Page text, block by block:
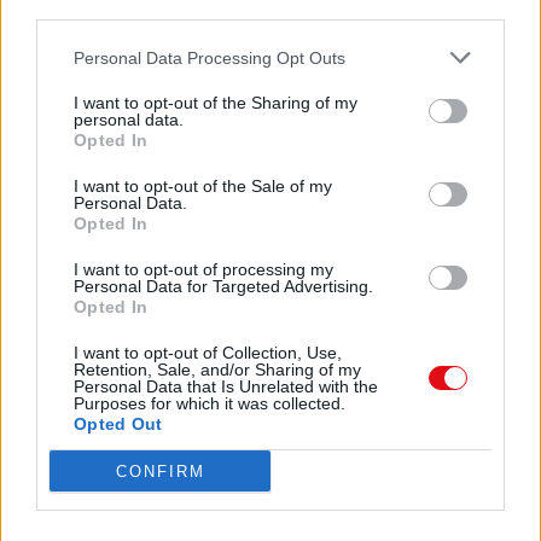
Personal Data Processing Opt Outs
I want to opt-out of the Sharing of my
personal data.
Opted In
I want to opt-out of the Sale of my
Personal Data.
Opted In
I want to opt-out of processing my
Personal Data for Targeted Advertising.
Opted In
I want to opt-out of Collection, Use,
Retention, Sale, and/or Sharing of my
Personal Data that Is Unrelated with the
Purposes for which it was collected.
Opted Out
CONFIRM
contacto resulta muy
Evitar el contacto de la ropa del masajista con el
NO SE DEBE LLEVAR : sortijas, pulseras, cadenas,
pueda molestar o
La habitación o lugar donde se desarrolla le masaje
tranquilo,
temperatura
agradable oscila entre 24º a 27º grados.
Música relajante con un volumen suave y aromas
quemadores
de esencias, etc.” Para crear una atmosfera de
es alérgico”.
Descargar
Comparte el documento
Enlace a esta página
Enlace permanente
Utilice el enlace permanente a la página de descarga del